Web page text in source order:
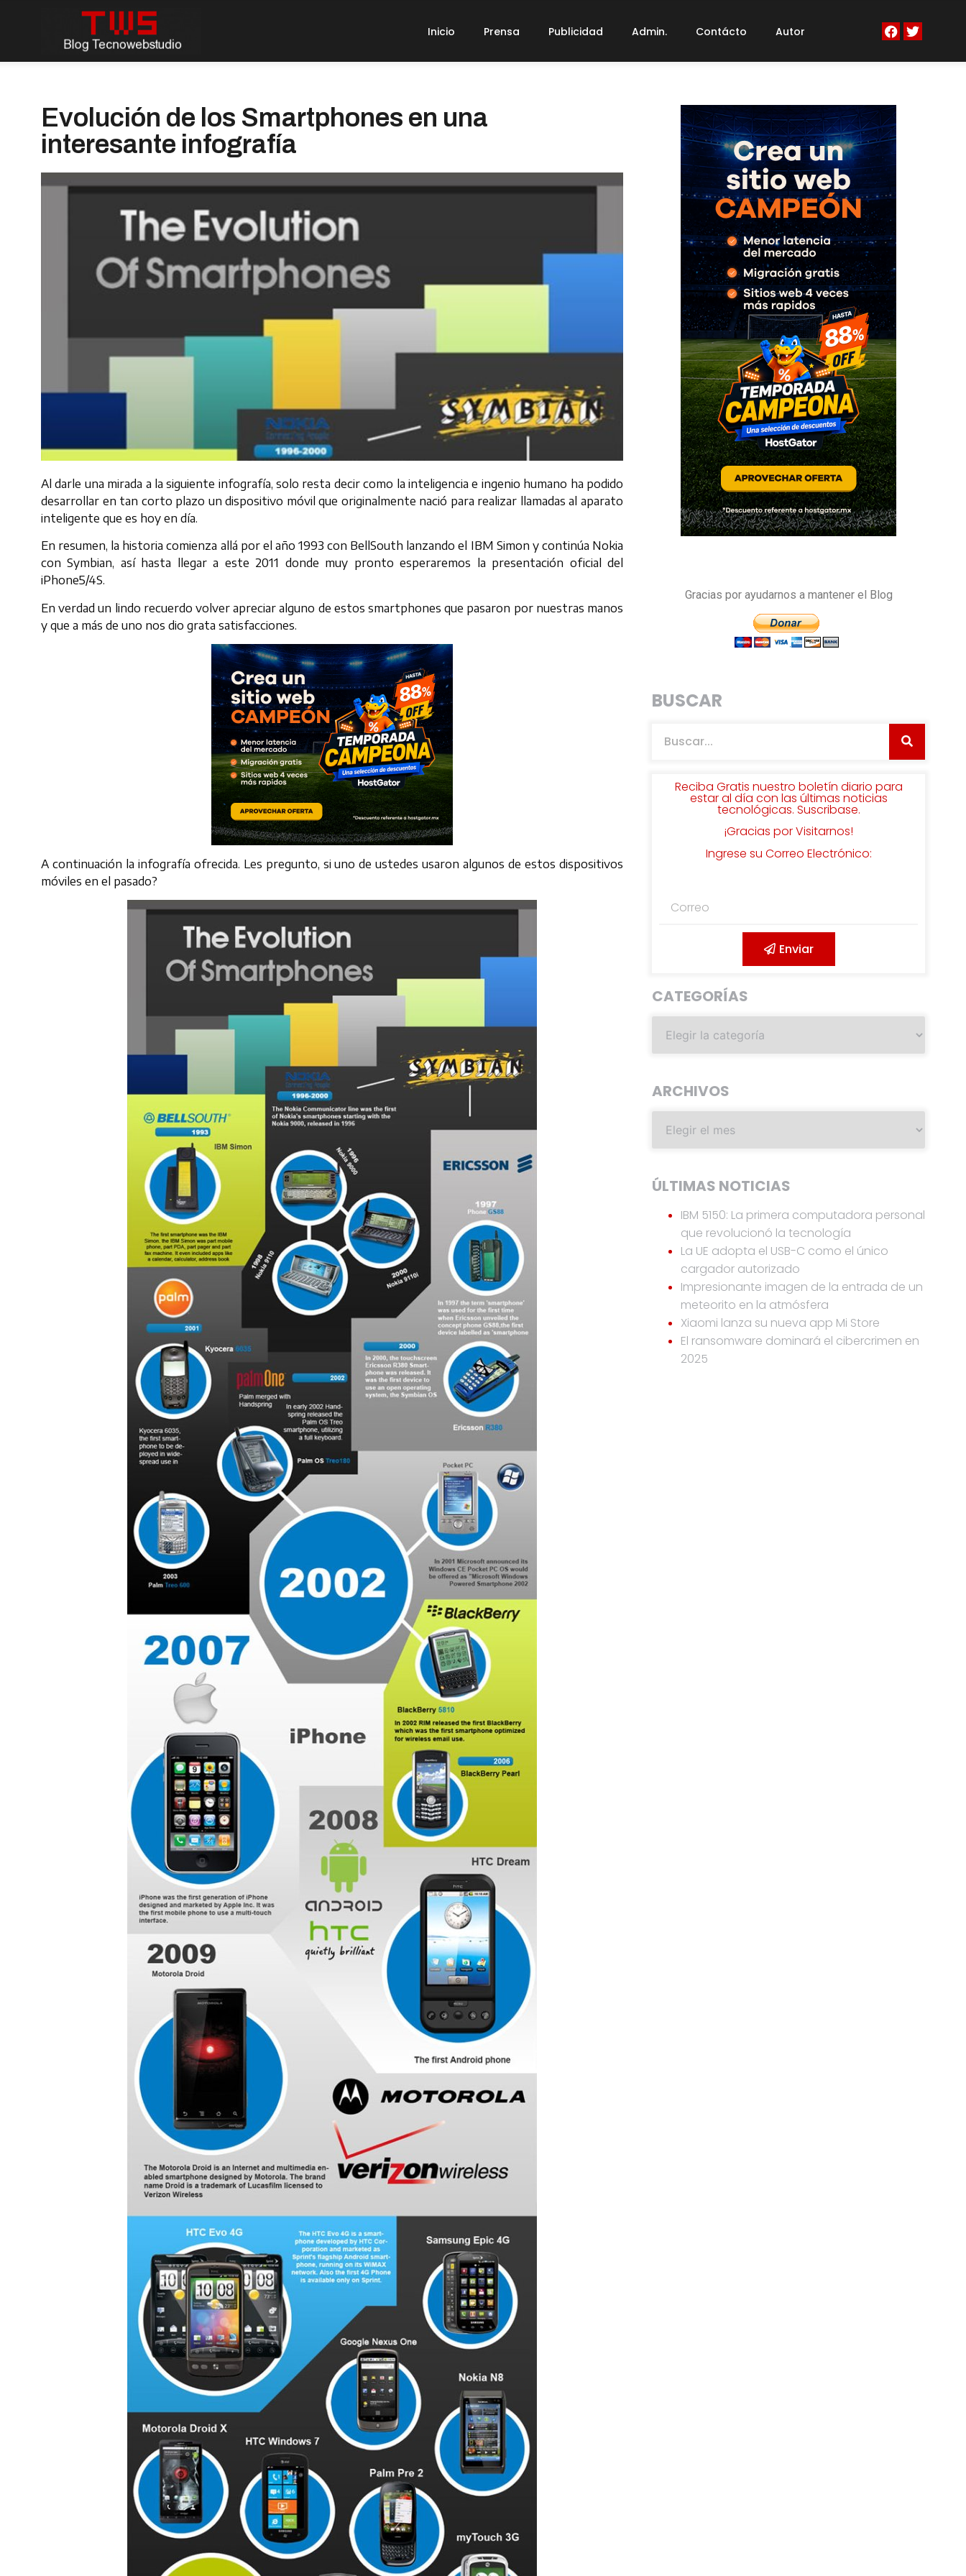
Inicio Prensa Publicidad Admin. Contácto Autor
Evolución de los Smartphones en una
interesante infografía
Al darle una mirada a la siguiente infografía, solo resta decir como la inteligencia e ingenio humano ha podido
desarrollar en tan corto plazo un dispositivo móvil que originalmente nació para realizar llamadas al aparato
inteligente que es hoy en día.
En resumen, la historia comienza allá por el año 1993 con BellSouth lanzando el IBM Simon y continúa Nokia
con Symbian, así hasta llegar a este 2011 donde muy pronto esperaremos la presentación oficial del
iPhone5/4S.
En verdad un lindo recuerdo volver apreciar alguno de estos smartphones que pasaron por nuestras manos
y que a más de uno nos dio grata satisfacciones.
A continuación la infografía ofrecida. Les pregunto, si uno de ustedes usaron algunos de estos dispositivos
móviles en el pasado?
Gracias por ayudarnos a mantener el Blog
BUSCAR
Reciba Gratis nuestro boletín diario para
estar al día con las últimas noticias
tecnológicas. Suscribase.
¡Gracias por Visitarnos!
Ingrese su Correo Electrónico:
Enviar
CATEGORÍAS
ARCHIVOS
ÚLTIMAS NOTICIAS
IBM 5150: La primera computadora personal
que revolucionó la tecnología
La UE adopta el USB-C como el único
cargador autorizado
Impresionante imagen de la entrada de un
meteorito en la atmósfera
Xiaomi lanza su nueva app Mi Store
El ransomware dominará el cibercrimen en
2025